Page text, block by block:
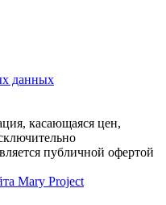
данных
касающаяся цен,
публичной офертой
Mary Project